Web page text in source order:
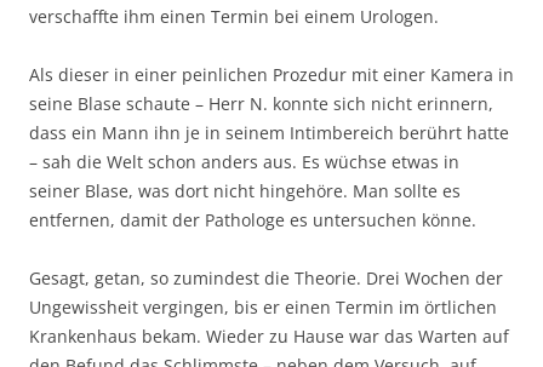
verschaffte ihm einen Termin bei einem Urologen.
Als dieser in einer peinlichen Prozedur mit einer Kamera in
seine Blase schaute – Herr N. konnte sich nicht erinnern,
dass ein Mann ihn je in seinem Intimbereich berührt hatte
– sah die Welt schon anders aus. Es wüchse etwas in
seiner Blase, was dort nicht hingehöre. Man sollte es
entfernen, damit der Pathologe es untersuchen könne.
Gesagt, getan, so zumindest die Theorie. Drei Wochen der
Ungewissheit vergingen, bis er einen Termin im örtlichen
Krankenhaus bekam. Wieder zu Hause war das Warten auf